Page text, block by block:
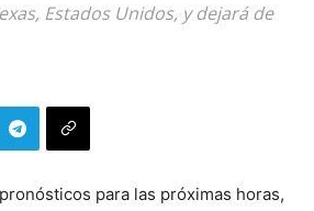
Estados Unidos, y dejará de
para las próximas horas,